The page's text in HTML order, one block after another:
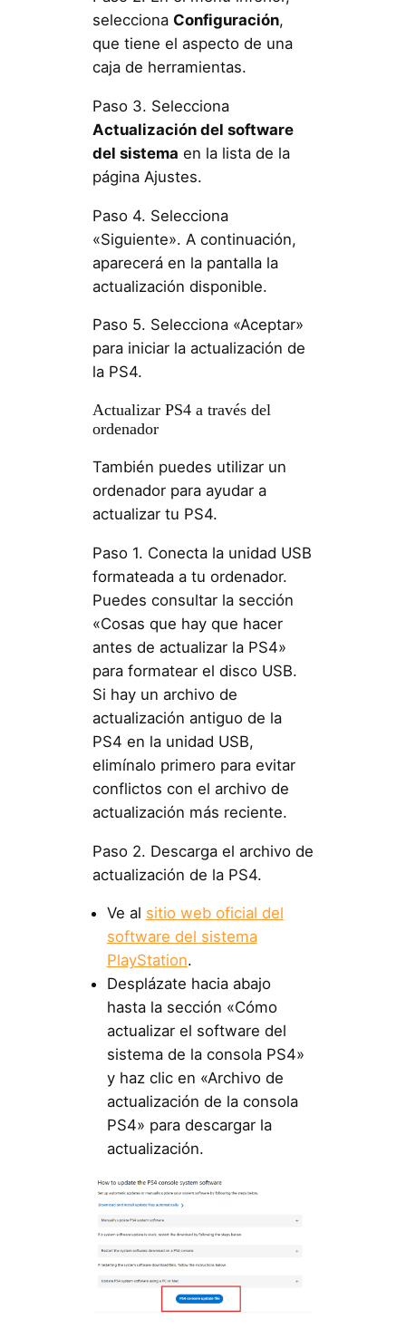
selecciona Configuración,
que tiene el aspecto de una
caja de herramientas.
Paso 3. Selecciona
Actualización del software
del sistema en la lista de la
página Ajustes.
Paso 4. Selecciona
«Siguiente». A continuación,
aparecerá en la pantalla la
actualización disponible.
Paso 5. Selecciona «Aceptar»
para iniciar la actualización de
la PS4.
Actualizar PS4 a través del
ordenador
También puedes utilizar un
ordenador para ayudar a
actualizar tu PS4.
Paso 1. Conecta la unidad USB
formateada a tu ordenador.
Puedes consultar la sección
«Cosas que hay que hacer
antes de actualizar la PS4»
para formatear el disco USB.
Si hay un archivo de
actualización antiguo de la
PS4 en la unidad USB,
elimínalo primero para evitar
conflictos con el archivo de
actualización más reciente.
Paso 2. Descarga el archivo de
actualización de la PS4.
Ve al sitio web oficial del
software del sistema
PlayStation.
Desplázate hacia abajo
hasta la sección «Cómo
actualizar el software del
sistema de la consola PS4»
y haz clic en «Archivo de
actualización de la consola
PS4» para descargar la
actualización.